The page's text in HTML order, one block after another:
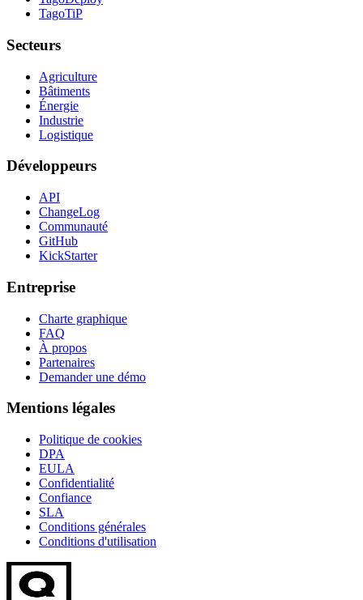
TagoTiP
Secteurs
Agriculture
Bâtiments
Énergie
Industrie
Logistique
Développeurs
API
ChangeLog
Communauté
GitHub
KickStarter
Entreprise
Charte graphique
FAQ
À propos
Partenaires
Demander une démo
Mentions légales
Politique de cookies
DPA
EULA
Confidentialité
Confiance
SLA
Conditions générales
Conditions d'utilisation